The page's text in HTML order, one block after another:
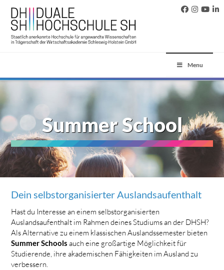
Menu
Summer School
Dein selbstorganisierter Auslandsaufenthalt
Hast du Interesse an einem selbstorganisierten
Auslandsaufenthalt im Rahmen deines Studiums an der DHSH?
Als Alternative zu einem klassischen Auslandssemester bieten
Summer Schools auch eine großartige Möglichkeit für
Studierende, ihre akademischen Fähigkeiten im Ausland zu
verbessern.